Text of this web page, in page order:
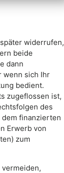
widerrufen,
beide
dann
wenn sich Ihr
bedient.
zugeflossen ist,
des
finanzierten
Erwerb von
zum